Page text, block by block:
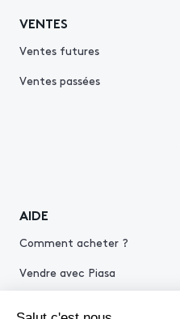
VENTES
Ventes futures
Ventes passées
AIDE
Comment acheter ?
Vendre avec Piasa